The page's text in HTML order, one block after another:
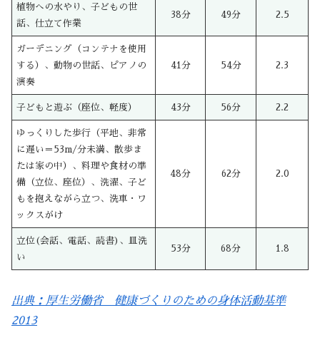
植物への水やり、子どもの世
話、仕立て作業
38分 49分 2.5
ガーデニング（コンテナを使用
する）、動物の世話、ピアノの
演奏
41分 54分 2.3
子どもと遊ぶ（座位、軽度） 43分 56分 2.2
ゆっくりした歩行（平地、非常
に遅い＝53m/分未満、散歩ま
たは家の中）、料理や食材の準
備（立位、座位）、洗濯、子ど
もを抱えながら立つ、洗車・ワ
ックスがけ
48分 62分 2.0
立位(会話、電話、読書)、皿洗
い
53分 68分 1.8
出典：厚生労働省 健康づくりのための身体活動基準
2013